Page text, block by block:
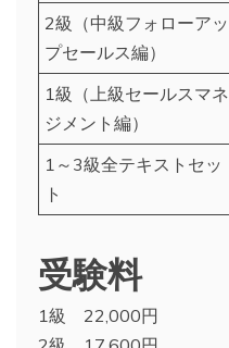
2級（中級フォローアッ
プセールス編）
1級（上級セールスマネ
ジメント編）
1～3級全テキストセッ
ト
受験料
1級 22,000円